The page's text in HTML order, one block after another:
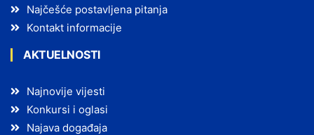
Najčešće postavljena pitanja
Kontakt informacije
AKTUELNOSTI
Najnovije vijesti
Konkursi i oglasi
Najava događaja